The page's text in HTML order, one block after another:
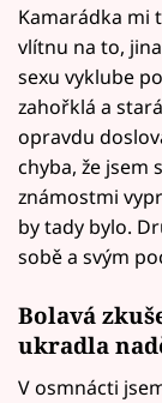
Kamarádka mi
vlítnu na to,
sexu vyklube
zahořklá a
opravdu
chyba, že jsem
známostmi
by tady bylo.
sobě a svým
Bolavá
ukradla
V osmnácti